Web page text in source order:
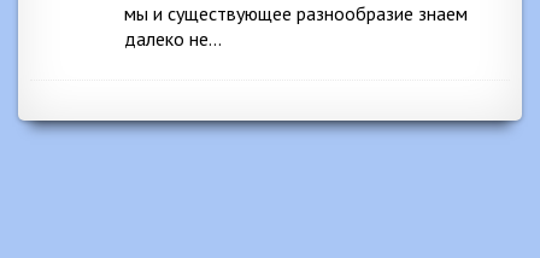
мы и существующее разнообразие знаем
далеко не…